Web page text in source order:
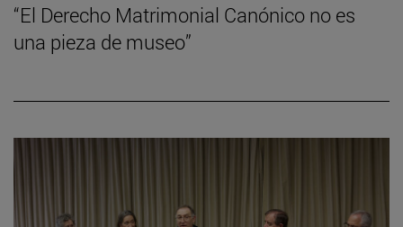
“El Derecho Matrimonial Canónico no es
una pieza de museo”